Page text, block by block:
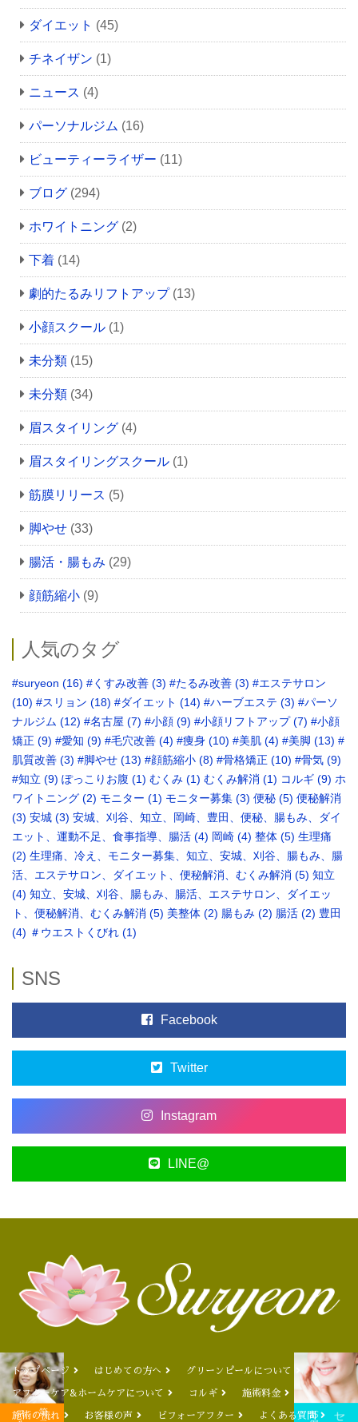
ダイエット (45)
チネイザン (1)
ニュース (4)
パーソナルジム (16)
ビューティーライザー (11)
ブログ (294)
ホワイトニング (2)
下着 (14)
劇的たるみリフトアップ(13)
小顔スクール (1)
未分類 (15)
未分類 (34)
眉スタイリング (4)
眉スタイリングスクール (1)
筋膜リリース (5)
脚やせ (33)
腸活・腸もみ (29)
顔筋縮小 (9)
人気のタグ
#suryeon (16) #くすみ改善 (3) #たるみ改善 (3) #エステサロン
(10) #スリョン (18) #ダイエット (14) #ハーブエステ (3) #パーソ
ナルジム (12) #名古屋 (7) #小顔 (9) #小顔リフトアップ(7) #小顔
矯正 (9) #愛知 (9) #毛穴改善 (4) #痩身 (10) #美肌 (4) #美脚 (13) #
肌質改善 (3) #脚やせ (13) #顔筋縮小 (8) #骨格矯正‬ (10) #骨気 (9)
‪#知立 (9) ぽっこりお腹 (1) むくみ (1) むくみ解消 (1) コルギ (9) ホ
ワイトニング (2) モニター (1) モニター募集 (3) 便秘 (5) 便秘解消
(3) 安城 (3) 安城、刈谷、知立、岡崎、豊田、便秘、腸もみ、ダイ
エット、運動不足、食事指導、腸活 (4) 岡崎 (4) 整体 (5) 生理痛
(2) 生理痛、冷え、モニター募集、知立、安城、刈谷、腸もみ、腸
活、エステサロン、ダイエット、便秘解消、むくみ解消 (5) 知立
(4) 知立、安城、刈谷、腸もみ、腸活、エステサロン、ダイエッ
ト、便秘解消、むくみ解消 (5) 美整体 (2) 腸もみ (2) 腸活 (2) 豊田
(4) ＃ウエストくびれ (1)
SNS
Facebook
Twitter
Instagram
LINE@
トップページ はじめての方へ グリーンピールについて
アフターケア&ホームケアについて コルギ 施術料金
施術の流れ お客様の声 ビフォーアフター よくある質問